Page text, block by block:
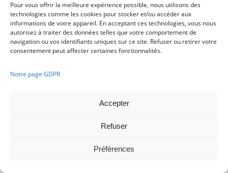
Pour vous offrir la meilleure expérience possible, nous utilisons des
technologies comme les cookies pour stocker et/ou accéder aux
informations de votre appareil. En acceptant ces technologies, vous nous
autorisez à traiter des données telles que votre comportement de
navigation ou vos identifiants uniques sur ce site. Refuser ou retirer votre
consentement peut affecter certaines fonctionnalités.
Notre page GDPR
Accepter
Refuser
Préférences